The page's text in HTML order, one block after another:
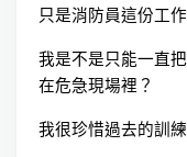
只是消防員這份工
我是不是只能一直
在危急現場裡？
我很珍惜過去的訓